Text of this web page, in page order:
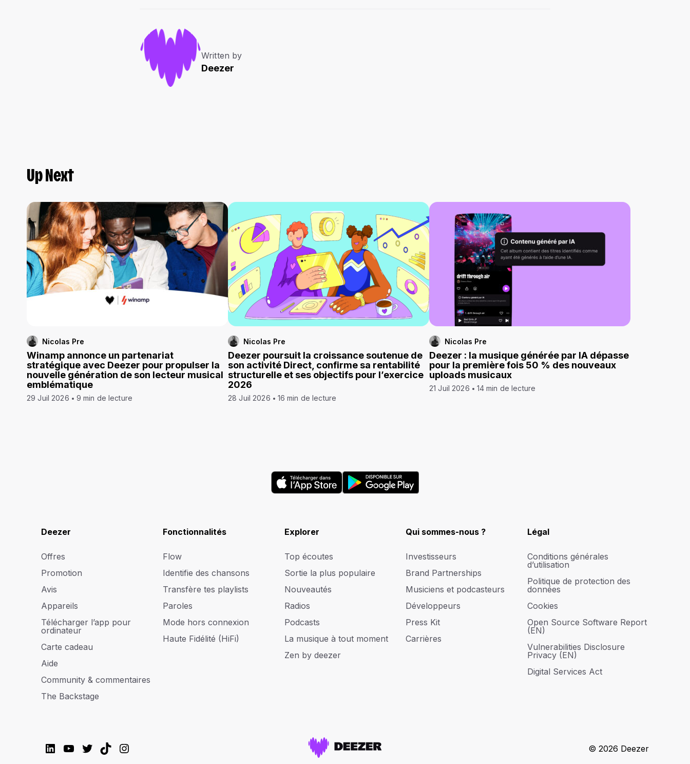
Written by
Deezer
Up Next
Nicolas Pre
Winamp annonce un partenariat
stratégique avec Deezer pour propulser la
nouvelle génération de son lecteur musical
emblématique
29 Juil 2026 9 min de lecture
Nicolas Pre
Deezer poursuit la croissance soutenue de
son activité Direct, confirme sa rentabilité
structurelle et ses objectifs pour l’exercice
2026
28 Juil 2026 16 min de lecture
Nicolas Pre
Deezer : la musique générée par IA dépasse
pour la première fois 50 % des nouveaux
uploads musicaux
21 Juil 2026 14 min de lecture
Deezer
Offres
Promotion
Avis
Appareils
Télécharger l’app pour
ordinateur
Carte cadeau
Aide
Community & commentaires
The Backstage
Fonctionnalités
Flow
Identifie des chansons
Transfère tes playlists
Paroles
Mode hors connexion
Haute Fidélité (HiFi)
Explorer
Top écoutes
Sortie la plus populaire
Nouveautés
Radios
Podcasts
La musique à tout moment
Zen by deezer
Qui sommes-nous ?
Investisseurs
Brand Partnerships
Musiciens et podcasteurs
Développeurs
Press Kit
Carrières
Légal
Conditions générales
d’utilisation
Politique de protection des
données
Cookies
Open Source Software Report
(EN)
Vulnerabilities Disclosure
Privacy (EN)
Digital Services Act
LinkedIn
YouTube
Twitter
TikTokInstagram © 2026 Deezer